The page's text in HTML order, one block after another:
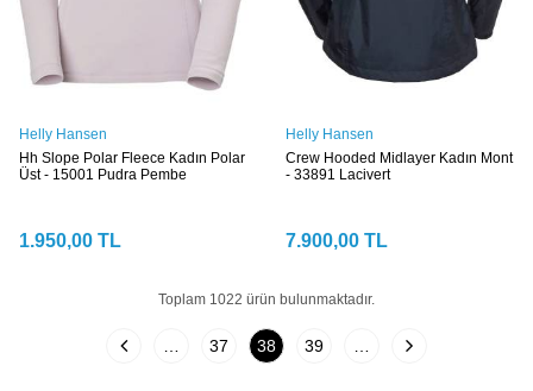
Helly Hansen
Hh Slope Polar Fleece Kadın Polar
Üst - 15001 Pudra Pembe
1.950,00 TL
Helly Hansen
Crew Hooded Midlayer Kadın Mont
- 33891 Lacivert
7.900,00 TL
Toplam 1022 ürün bulunmaktadır.
… 37 38 39 …